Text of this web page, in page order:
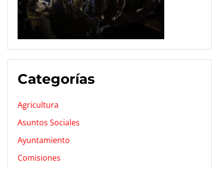
Categorías
Agricultura
Asuntos Sociales
Ayuntamiento
Comisiones